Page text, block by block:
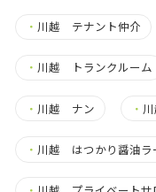
・ 川越 テナント仲介
・ 川越 トランクルーム
・ 川越 ナン ・
・ 川越 はつかり醤油ラ